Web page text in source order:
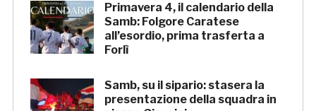
Primavera 4, il calendario della
Samb: Folgore Caratese
all’esordio, prima trasferta a
Forlì
Samb, su il sipario: stasera la
presentazione della squadra in